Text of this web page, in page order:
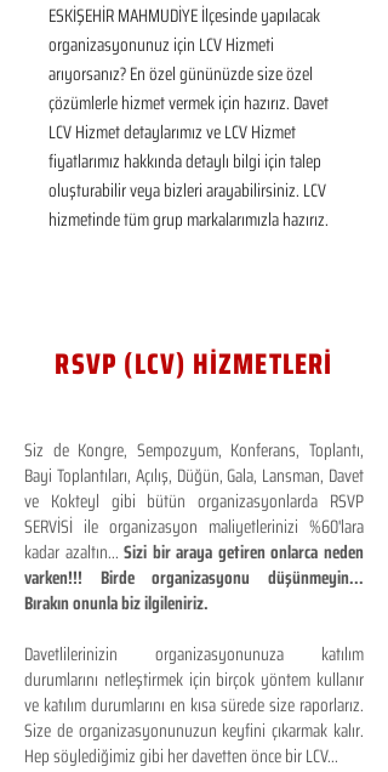
ESKİŞEHİR MAHMUDİYE İlçesinde yapılacak
organizasyonunuz için LCV Hizmeti
arıyorsanız? En özel gününüzde size özel
çözümlerle hizmet vermek için hazırız. Davet
LCV Hizmet detaylarımız ve LCV Hizmet
fiyatlarımız hakkında detaylı bilgi için talep
oluşturabilir veya bizleri arayabilirsiniz. LCV
hizmetinde tüm grup markalarımızla hazırız.
RSVP (LCV) HİZMETLERİ
Siz de Kongre, Sempozyum, Konferans, Toplantı,
Bayi Toplantıları, Açılış, Düğün, Gala, Lansman, Davet
ve Kokteyl gibi bütün organizasyonlarda RSVP
SERVİSİ ile organizasyon maliyetlerinizi %60'lara
kadar azaltın...Sizi bir araya getiren onlarca neden
varken!!! Birde organizasyonu düşünmeyin...
Bırakın onunla biz ilgileniriz.
Davetlilerinizin organizasyonunuza katılım
durumlarını netleştirmek için birçok yöntem kullanır
ve katılım durumlarını en kısa sürede size raporlarız.
Size de organizasyonunuzun keyfini çıkarmak kalır.
Hep söylediğimiz gibi her davetten önce bir LCV...